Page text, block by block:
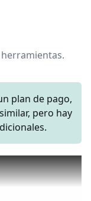
plan de pago,
pero hay